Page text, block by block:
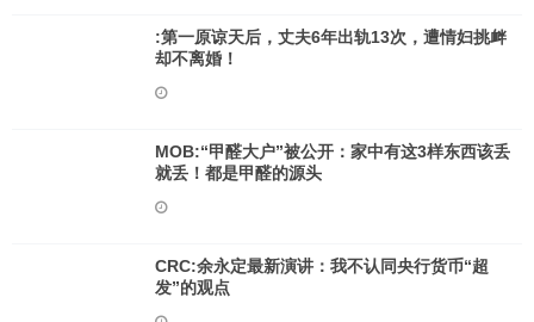
:第一原谅天后，丈夫6年出轨13次，遭情妇挑衅
却不离婚！
MOB:“甲醛大户”被公开：家中有这3样东西该丢
就丢！都是甲醛的源头
CRC:余永定最新演讲：我不认同央行货币“超
发”的观点